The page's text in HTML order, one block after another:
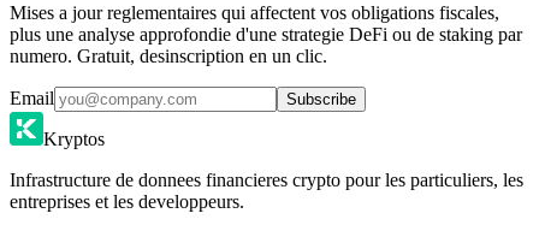
Mises a jour reglementaires qui affectent vos obligations fiscales,
plus une analyse approfondie d'une strategie DeFi ou de staking par
numero. Gratuit, desinscription en un clic.
Email Subscribe
Kryptos
Infrastructure de donnees financieres crypto pour les particuliers, les
entreprises et les developpeurs.